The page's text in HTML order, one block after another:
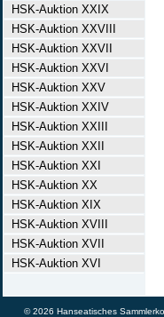
HSK-Auktion XXIX
HSK-Auktion XXVIII
HSK-Auktion XXVII
HSK-Auktion XXVI
HSK-Auktion XXV
HSK-Auktion XXIV
HSK-Auktion XXIII
HSK-Auktion XXII
HSK-Auktion XXI
HSK-Auktion XX
HSK-Auktion XIX
HSK-Auktion XVIII
HSK-Auktion XVII
HSK-Auktion XVI
© 2026 Hanseatisches